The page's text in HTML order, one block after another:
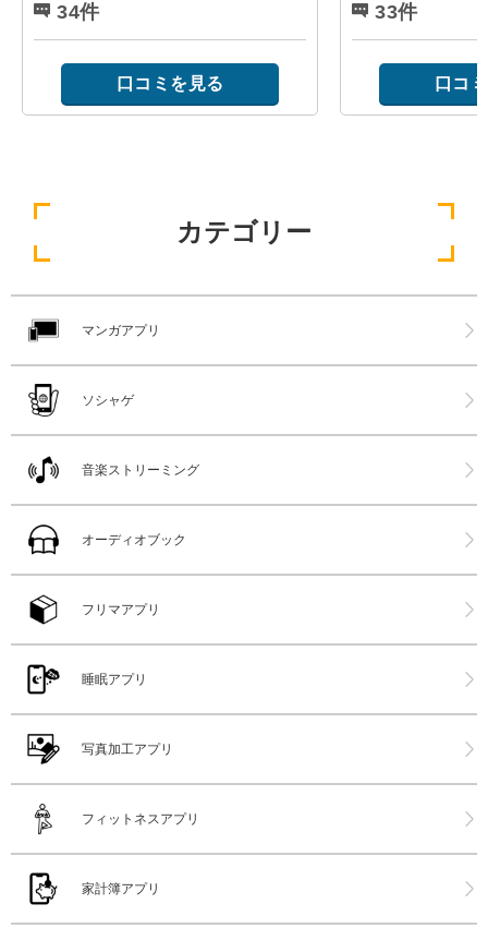
34件
口コミを見る
33件
口コ
カテゴリー
マンガアプリ
ソシャゲ
音楽ストリーミング
オーディオブック
フリマアプリ
睡眠アプリ
写真加工アプリ
フィットネスアプリ
家計簿アプリ